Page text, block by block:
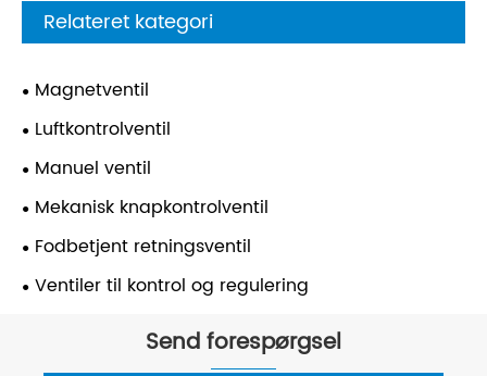
Relateret kategori
Magnetventil
Luftkontrolventil
Manuel ventil
Mekanisk knapkontrolventil
Fodbetjent retningsventil
Ventiler til kontrol og regulering
Send forespørgsel